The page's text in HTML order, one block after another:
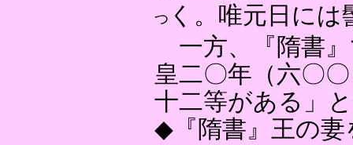
つ く。唯元日には
一方、『隋書』
皇二〇年（六〇
十二等がある」
◆『隋書』王の妻